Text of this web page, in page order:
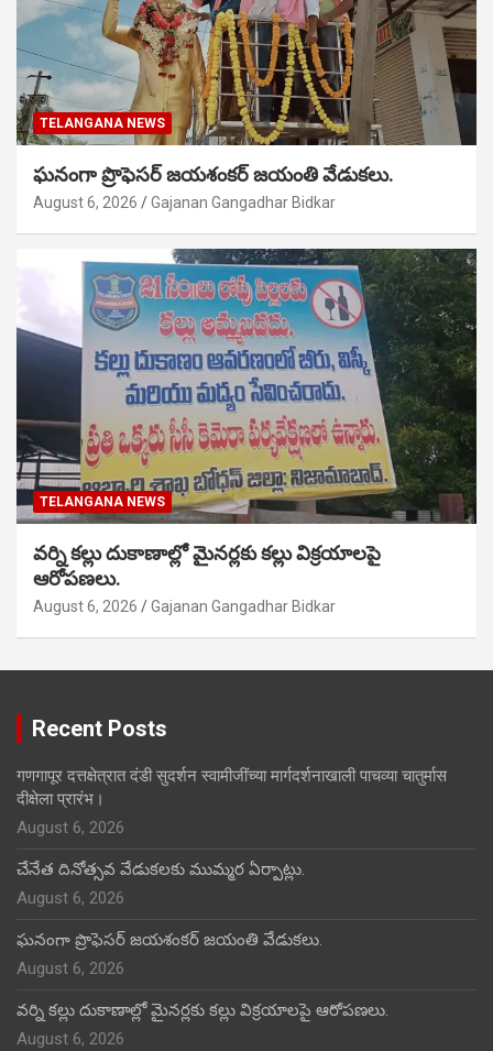
TELANGANA NEWS
ఘనంగా ప్రొఫెసర్ జయశంకర్ జయంతి వేడుకలు.
August 6, 2026 Gajanan Gangadhar Bidkar
TELANGANA NEWS
వర్ని కల్లు దుకాణాల్లో మైనర్లకు కల్లు విక్రయాలపై
ఆరోపణలు.
August 6, 2026 Gajanan Gangadhar Bidkar
Recent Posts
गणगापूर दत्तक्षेत्रात दंडी सुदर्शन स्वामीजींच्या मार्गदर्शनाखाली पाचव्या चातुर्मास
दीक्षेला प्रारंभ।
August 6, 2026
చేనేత దినోత్సవ వేడుకలకు ముమ్మర ఏర్పాట్లు.
August 6, 2026
ఘనంగా ప్రొఫెసర్ జయశంకర్ జయంతి వేడుకలు.
August 6, 2026
వర్ని కల్లు దుకాణాల్లో మైనర్లకు కల్లు విక్రయాలపై ఆరోపణలు.
August 6, 2026